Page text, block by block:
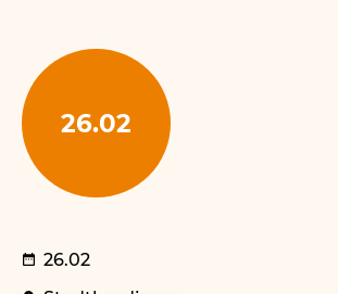
26.02
26.02